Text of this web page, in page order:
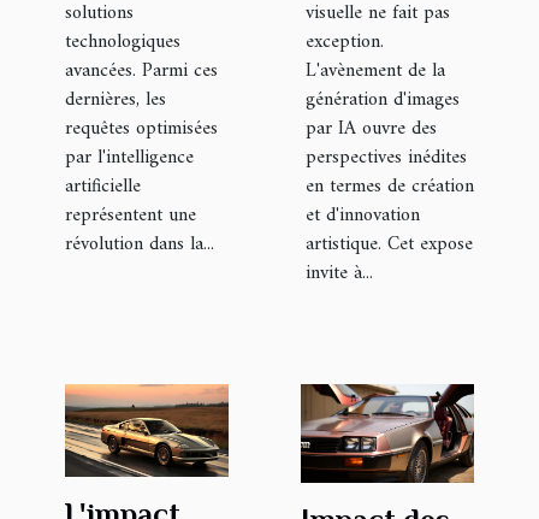
solutions
technologiques
avancées. Parmi ces
dernières, les
requêtes optimisées
par l'intelligence
artificielle
représentent une
révolution dans la...
visuelle ne fait pas
exception.
L'avènement de la
génération d'images
par IA ouvre des
perspectives inédites
en termes de création
et d'innovation
artistique. Cet expose
invite à...